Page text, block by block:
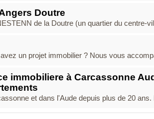
Doutre
de la Doutre (un quartier du centre-
un projet immobilier ? Nous vous
immobiliere à Carcassonne
et dans l'Aude depuis plus de 20 ans.